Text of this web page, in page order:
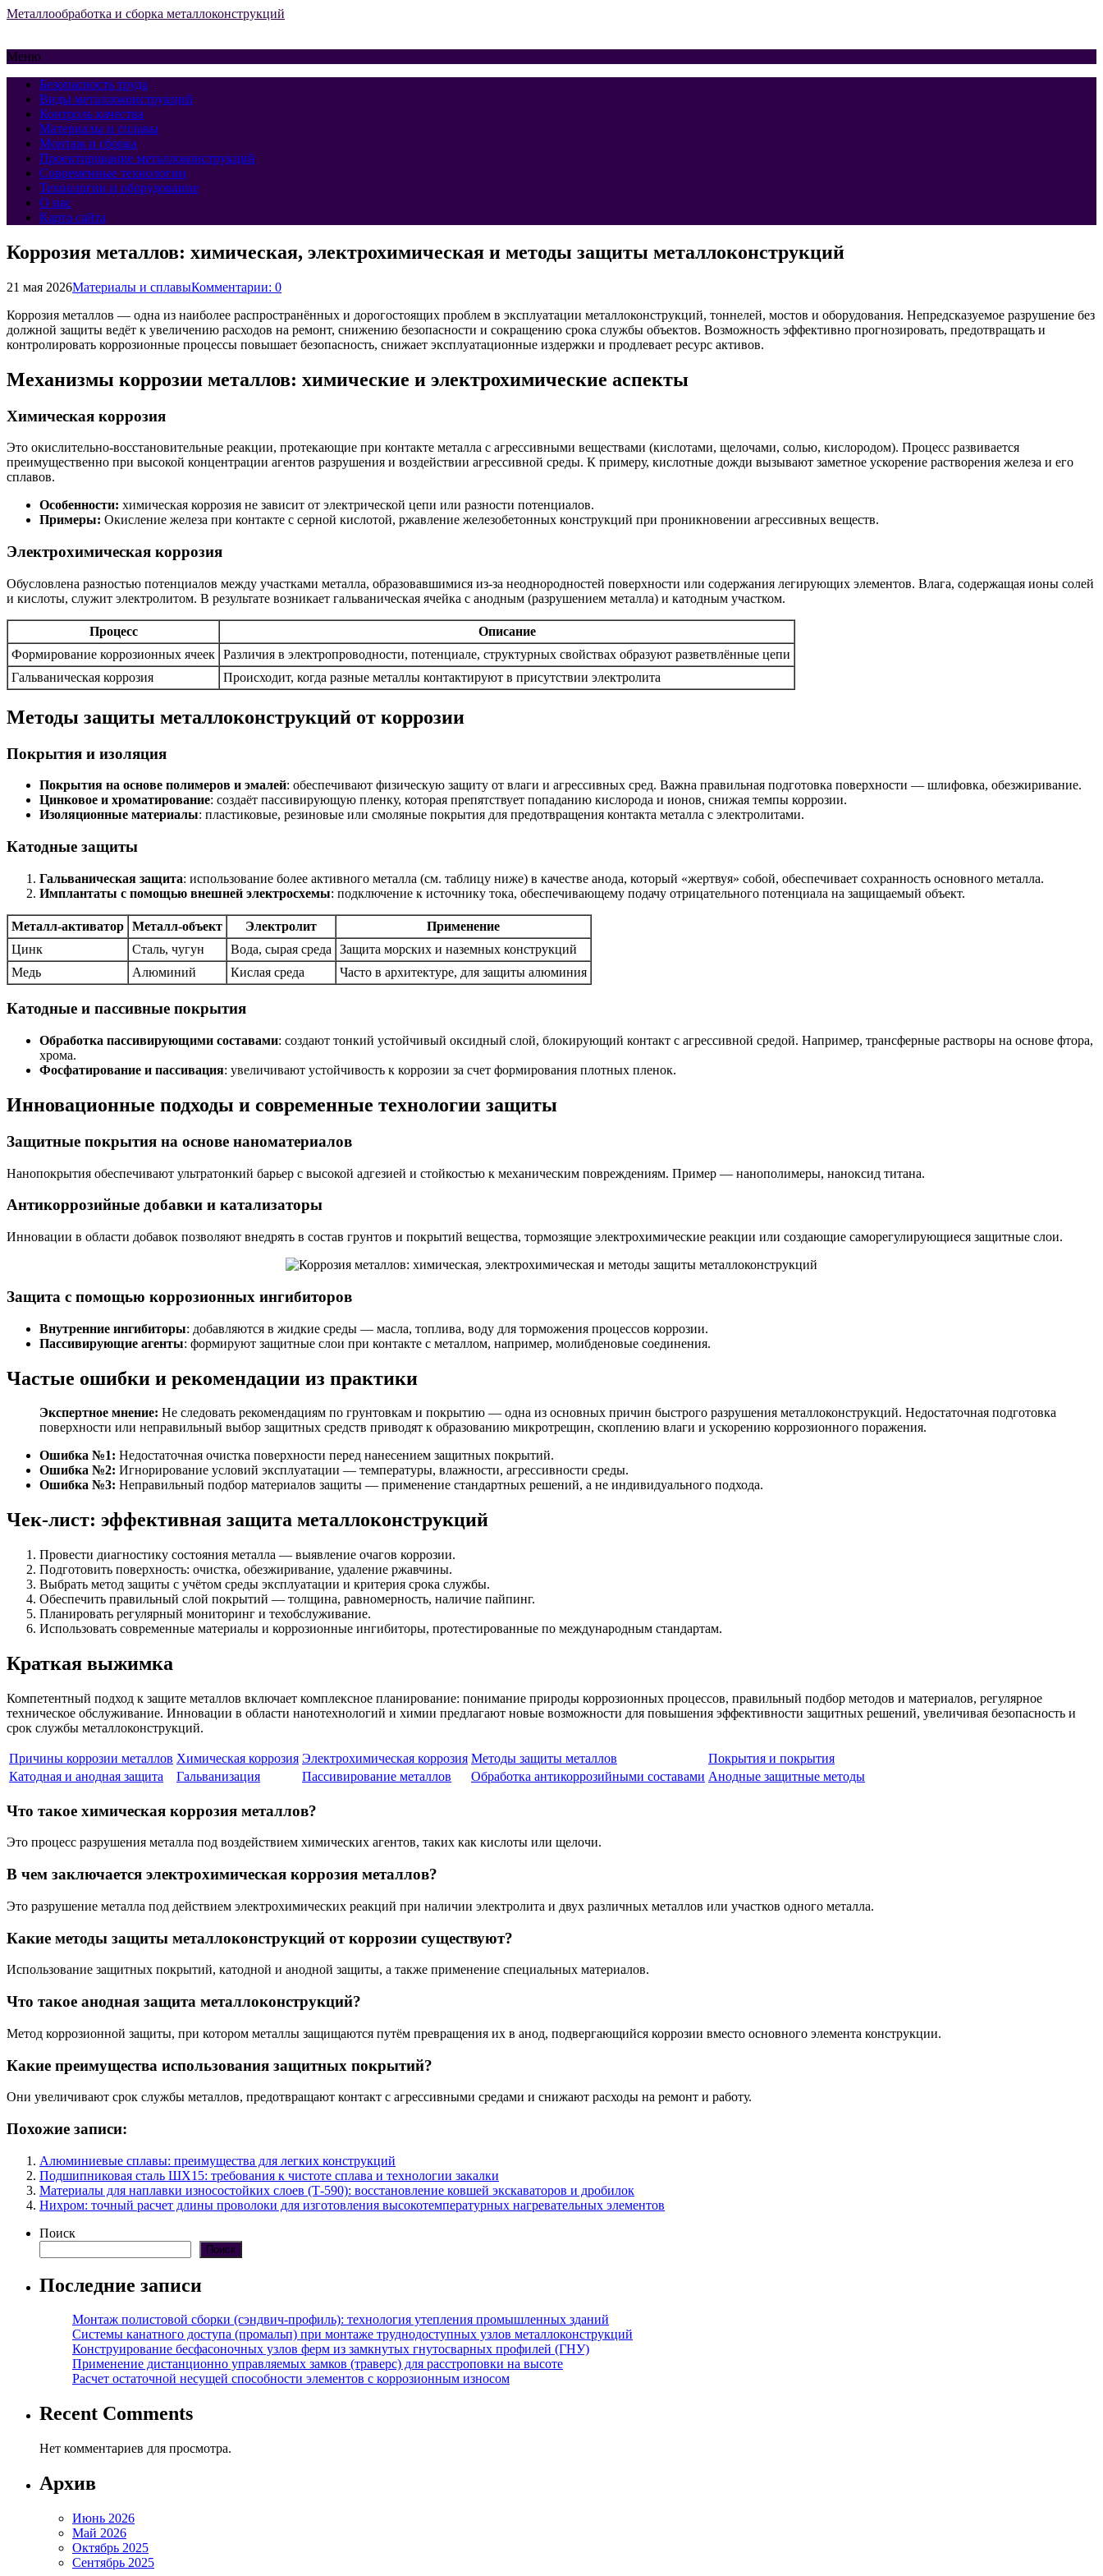
Металлообработка и сборка металлоконструкций
Меню
Безопасность труда
Виды металлоконструкций
Контроль качества
Материалы и сплавы
Монтаж и сборка
Проектирование металлоконструкций
Современные технологии
Технологии и оборудование
О нас
Карта сайта
Коррозия металлов: химическая, электрохимическая и методы защиты металлоконструкций
21 мая 2026Материалы и сплавыКомментарии: 0
Коррозия металлов — одна из наиболее распространённых и дорогостоящих проблем в эксплуатации металлоконструкций, тоннелей, мостов и оборудования. Непредсказуемое разрушение без
должной защиты ведёт к увеличению расходов на ремонт, снижению безопасности и сокращению срока службы объектов. Возможность эффективно прогнозировать, предотвращать и
контролировать коррозионные процессы повышает безопасность, снижает эксплуатационные издержки и продлевает ресурс активов.
Механизмы коррозии металлов: химические и электрохимические аспекты
Химическая коррозия
Это окислительно-восстановительные реакции, протекающие при контакте металла с агрессивными веществами (кислотами, щелочами, солью, кислородом). Процесс развивается
преимущественно при высокой концентрации агентов разрушения и воздействии агрессивной среды. К примеру, кислотные дожди вызывают заметное ускорение растворения железа и его
сплавов.
Особенности: химическая коррозия не зависит от электрической цепи или разности потенциалов.
Примеры: Окисление железа при контакте с серной кислотой, ржавление железобетонных конструкций при проникновении агрессивных веществ.
Электрохимическая коррозия
Обусловлена разностью потенциалов между участками металла, образовавшимися из-за неоднородностей поверхности или содержания легирующих элементов. Влага, содержащая ионы солей
и кислоты, служит электролитом. В результате возникает гальваническая ячейка с анодным (разрушением металла) и катодным участком.
Процесс
Описание
Формирование коррозионных ячеек Различия в электропроводности, потенциале, структурных свойствах образуют разветвлённые цепи
Гальваническая коррозия
Происходит, когда разные металлы контактируют в присутствии электролита
Методы защиты металлоконструкций от коррозии
Покрытия и изоляция
Покрытия на основе полимеров и эмалей: обеспечивают физическую защиту от влаги и агрессивных сред. Важна правильная подготовка поверхности — шлифовка, обезжиривание.
Цинковое и хроматирование: создаёт пассивирующую пленку, которая препятствует попаданию кислорода и ионов, снижая темпы коррозии.
Изоляционные материалы: пластиковые, резиновые или смоляные покрытия для предотвращения контакта металла с электролитами.
Катодные защиты
Гальваническая защита: использование более активного металла (см. таблицу ниже) в качестве анода, который «жертвуя» собой, обеспечивает сохранность основного металла.
Имплантаты с помощью внешней электросхемы: подключение к источнику тока, обеспечивающему подачу отрицательного потенциала на защищаемый объект.
Металл-активатор Металл-объект Электролит
Применение
Цинк
Сталь, чугун Вода, сырая среда
Защита морских и наземных конструкций
Медь
Алюминий Кислая среда Часто в архитектуре, для защиты алюминия
Катодные и пассивные покрытия
Обработка пассивирующими составами: создают тонкий устойчивый оксидный слой, блокирующий контакт с агрессивной средой. Например, трансферные растворы на основе фтора,
хрома.
Фосфатирование и пассивация: увеличивают устойчивость к коррозии за счет формирования плотных пленок.
Инновационные подходы и современные технологии защиты
Защитные покрытия на основе наноматериалов
Нанопокрытия обеспечивают ультратонкий барьер с высокой адгезией и стойкостью к механическим повреждениям. Пример — нанополимеры, наноксид титана.
Антикоррозийные добавки и катализаторы
Инновации в области добавок позволяют внедрять в состав грунтов и покрытий вещества, тормозящие электрохимические реакции или создающие саморегулирующиеся защитные слои.
Защита с помощью коррозионных ингибиторов
Внутренние ингибиторы: добавляются в жидкие среды — масла, топлива, воду для торможения процессов коррозии.
Пассивирующие агенты: формируют защитные слои при контакте с металлом, например, молибденовые соединения.
Частые ошибки и рекомендации из практики
Экспертное мнение: Не следовать рекомендациям по грунтовкам и покрытию — одна из основных причин быстрого разрушения металлоконструкций. Недостаточная подготовка
поверхности или неправильный выбор защитных средств приводят к образованию микротрещин, скоплению влаги и ускорению коррозионного поражения.
Ошибка №1: Недостаточная очистка поверхности перед нанесением защитных покрытий.
Ошибка №2: Игнорирование условий эксплуатации — температуры, влажности, агрессивности среды.
Ошибка №3: Неправильный подбор материалов защиты — применение стандартных решений, а не индивидуального подхода.
Чек-лист: эффективная защита металлоконструкций
Провести диагностику состояния металла — выявление очагов коррозии.
Подготовить поверхность: очистка, обезжиривание, удаление ржавчины.
Выбрать метод защиты с учётом среды эксплуатации и критерия срока службы.
Обеспечить правильный слой покрытий — толщина, равномерность, наличие пайпинг.
Планировать регулярный мониторинг и техобслуживание.
Использовать современные материалы и коррозионные ингибиторы, протестированные по международным стандартам.
Краткая выжимка
Компетентный подход к защите металлов включает комплексное планирование: понимание природы коррозионных процессов, правильный подбор методов и материалов, регулярное
техническое обслуживание. Инновации в области нанотехнологий и химии предлагают новые возможности для повышения эффективности защитных решений, увеличивая безопасность и
срок службы металлоконструкций.
Причины коррозии металлов Химическая коррозия Электрохимическая коррозия Методы защиты металлов
Покрытия и покрытия
Катодная и анодная защита
Гальванизация Пассивирование металлов Обработка антикоррозийными составами Анодные защитные методы
Что такое химическая коррозия металлов?
Это процесс разрушения металла под воздействием химических агентов, таких как кислоты или щелочи.
В чем заключается электрохимическая коррозия металлов?
Это разрушение металла под действием электрохимических реакций при наличии электролита и двух различных металлов или участков одного металла.
Какие методы защиты металлоконструкций от коррозии существуют?
Использование защитных покрытий, катодной и анодной защиты, а также применение специальных материалов.
Что такое анодная защита металлоконструкций?
Метод коррозионной защиты, при котором металлы защищаются путём превращения их в анод, подвергающийся коррозии вместо основного элемента конструкции.
Какие преимущества использования защитных покрытий?
Они увеличивают срок службы металлов, предотвращают контакт с агрессивными средами и снижают расходы на ремонт и работу.
Похожие записи:
Алюминиевые сплавы: преимущества для легких конструкций
Подшипниковая сталь ШХ15: требования к чистоте сплава и технологии закалки
Материалы для наплавки износостойких слоев (Т-590): восстановление ковшей экскаваторов и дробилок
Нихром: точный расчет длины проволоки для изготовления высокотемпературных нагревательных элементов
Поиск
Поиск
Последние записи
Монтаж полистовой сборки (сэндвич-профиль): технология утепления промышленных зданий
Системы канатного доступа (промальп) при монтаже труднодоступных узлов металлоконструкций
Конструирование бесфасоночных узлов ферм из замкнутых гнутосварных профилей (ГНУ)
Применение дистанционно управляемых замков (траверс) для расстроповки на высоте
Расчет остаточной несущей способности элементов с коррозионным износом
Recent Comments
Нет комментариев для просмотра.
Архив
Июнь 2026
Май 2026
Октябрь 2025
Сентябрь 2025